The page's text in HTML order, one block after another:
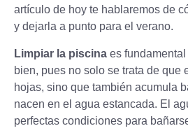
artículo de hoy te hablaremos de
y dejarla a punto para el verano.
Limpiar la piscina es
bien, pues no solo se trata de que
hojas, sino que también acumula
nacen en el agua estancada. El
perfectas condiciones para